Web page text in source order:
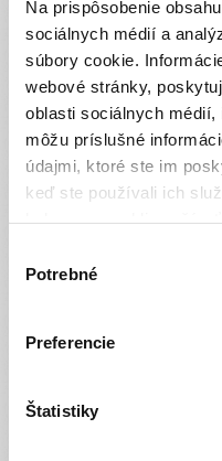
Na prispôsobenie
sociálnych médií a
súbory cookie.
webové stránky,
oblasti sociálnych
môžu príslušné
údajmi, ktoré ste im
keď ste používali ich
súhlasu
Potrebné
Preferencie
Štatistiky
Pomoc
Maťko je dvojročný
veľmi predčasne a
Prekonal krvácanie